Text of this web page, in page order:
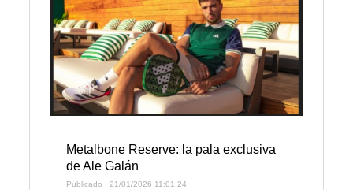
Metalbone Reserve: la pala exclusiva
de Ale Galán
Publicado : 21/01/2026 11:01:24